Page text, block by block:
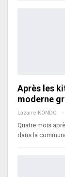
Après les
moderne
Lazarre KONDO
Quatre mois
dans la